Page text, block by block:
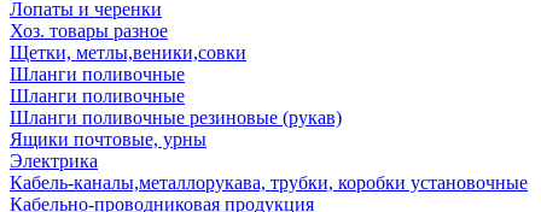
Лопаты и черенки
Хоз. товары разное
Щетки, метлы,веники,совки
Шланги поливочные
Шланги поливочные
Шланги поливочные резиновые (рукав)
Ящики почтовые, урны
Электрика
Кабель-каналы,металлорукава, трубки, коробки установочные
Кабельно-проводниковая продукция